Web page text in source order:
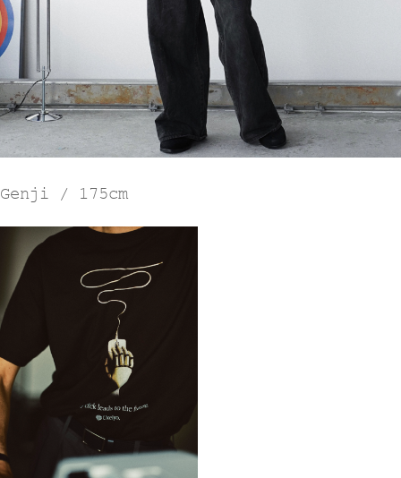
Genji / 175cm